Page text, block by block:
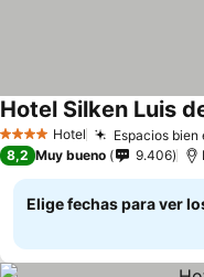
4 EstrellasHotel Espacios
Hotel Silken Luis
8,2 Muy bueno 9.406
Elige fechas para ver